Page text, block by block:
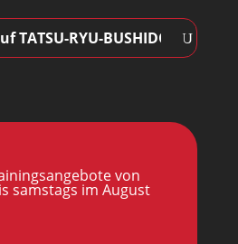
von
samstags im August